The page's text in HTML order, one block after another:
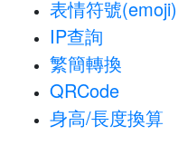
表情符號(emoji)
IP查詢
繁簡轉換
QRCode
身高/長度換算